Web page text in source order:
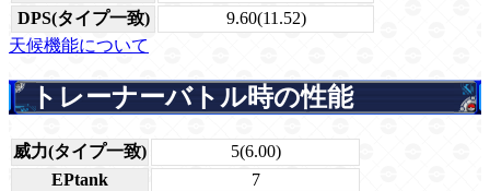
DPS(タイプ一致)
9.60(11.52)
天候機能について
トレーナーバトル時の性能
威力(タイプ一致)
5(6.00)
EPtank
7